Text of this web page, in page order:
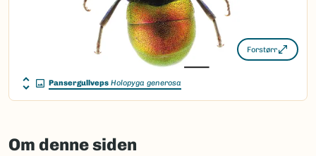
Forstørr
Pansergullveps Holopyga generosa
Om denne siden